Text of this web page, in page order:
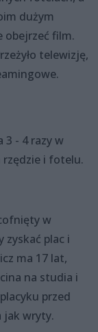
dużym
obejrzeć film.
telewizję,
3 - 4 razy w
i fotelu.
w
zyskać plac i
ma 17 lat,
na studia i
przed
jak wryty.